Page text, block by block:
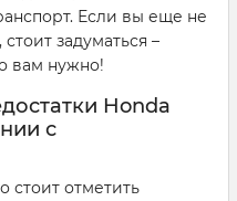
Если вы еще не
задуматься –
вам нужно!
Honda
с
стоит отметить